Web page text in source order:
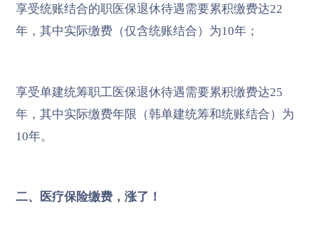
享受统账结合的职医保退休待遇需要累积缴费达22
年，其中实际缴费（仅含统账结合）为10年；
享受单建统筹职工医保退休待遇需要累积缴费达25
年，其中实际缴费年限（韩单建统筹和统账结合）为
10年。
二、医疗保险缴费，涨了！